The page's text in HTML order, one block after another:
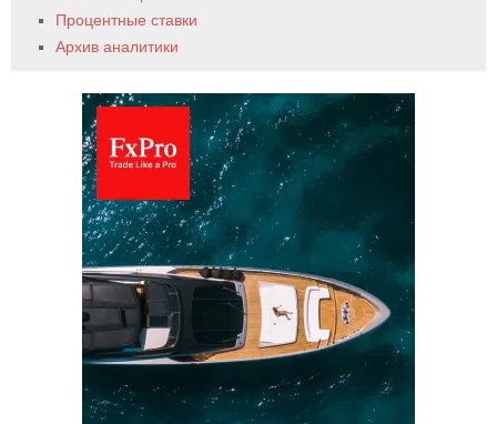
Процентные ставки
Архив аналитики